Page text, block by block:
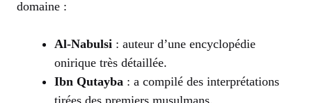
domaine :
Al-Nabulsi : auteur d’une encyclopédie
onirique très détaillée.
Ibn Qutayba : a compilé des interprétations
tirées des premiers musulmans.